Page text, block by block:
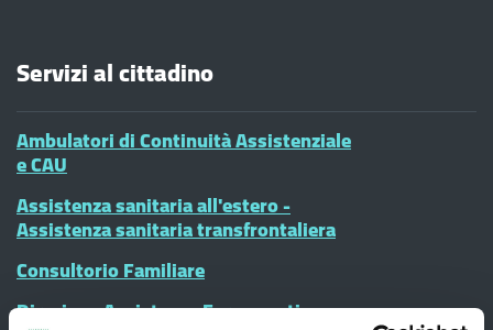
Servizi al cittadino
Ambulatori di Continuità Assistenziale
e CAU
Assistenza sanitaria all'estero -
Assistenza sanitaria transfrontaliera
Consultorio Familiare
Direzione Assistenza Farmaceutica